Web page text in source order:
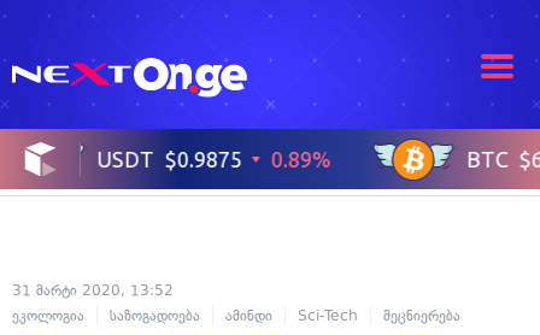
31 მარტი 2020, 13:52
ეკოლოგია
საზოგადოება ამინდი Sci-Tech მეცნიერება